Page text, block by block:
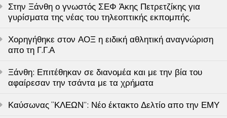
Στην Ξάνθη ο γνωστός ΣΕΦ Άκης Πετρετζίκης για
γυρίσματα της νέας του τηλεοπτικής εκπομπής.
Χορηγήθηκε στον ΑΟΞ η ειδική αθλητική αναγνώριση
απο τη Γ.Γ.Α
Ξάνθη: Επιτέθηκαν σε διανομέα και με την βία του
αφαίρεσαν την τσάντα με τα χρήματα
Καύσωνας “ΚΛΕΩΝ”: Νέο έκτακτο Δελτίο απο την ΕΜΥ